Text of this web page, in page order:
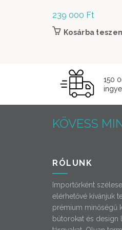
239 000 Ft
Kosárba
150
KÖVESS
RÓLUNK
Importőrként
elérhetővé kívánjuk
prémium minőségű
bútorokat és design